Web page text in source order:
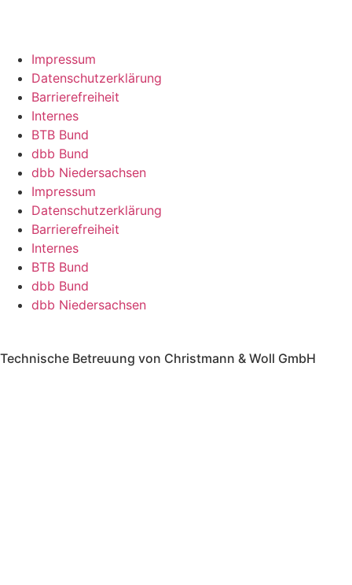
Impressum
Daten­schutz­er­klä­rung
Barrie­re­frei­heit
Internes
BTB Bund
dbb Bund
dbb Nieder­sachsen
Impressum
Daten­schutz­er­klä­rung
Barrie­re­frei­heit
Internes
BTB Bund
dbb Bund
dbb Nieder­sachsen
Technische Betreuung von Christmann & Woll GmbH